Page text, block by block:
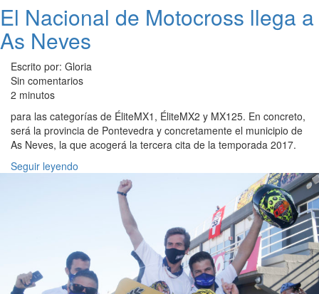
El Nacional de Motocross llega a
As Neves
Escrito por: Gloria
Sin comentarios
2 minutos
para las categorías de ÉliteMX1, ÉliteMX2 y MX125. En concreto,
será la provincia de Pontevedra y concretamente el municipio de
As Neves, la que acogerá la tercera cita de la temporada 2017.
Seguir leyendo